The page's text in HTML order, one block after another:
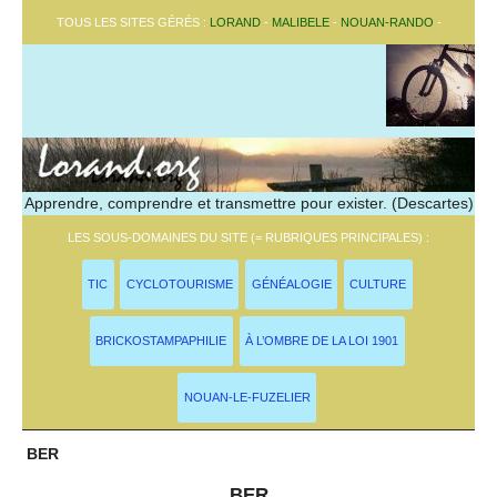
TOUS LES SITES GÉRÉS : LORAND- MALIBELE- NOUAN-RANDO -
Apprendre, comprendre et transmettre pour exister. (Descartes)
LES SOUS-DOMAINES DU SITE (= RUBRIQUES PRINCIPALES) :
TIC CYCLOTOURISME GÉNÉALOGIE CULTURE
BRICKOSTAMPAPHILIE À L’OMBRE DE LA LOI 1901
NOUAN-LE-FUZELIER
BER